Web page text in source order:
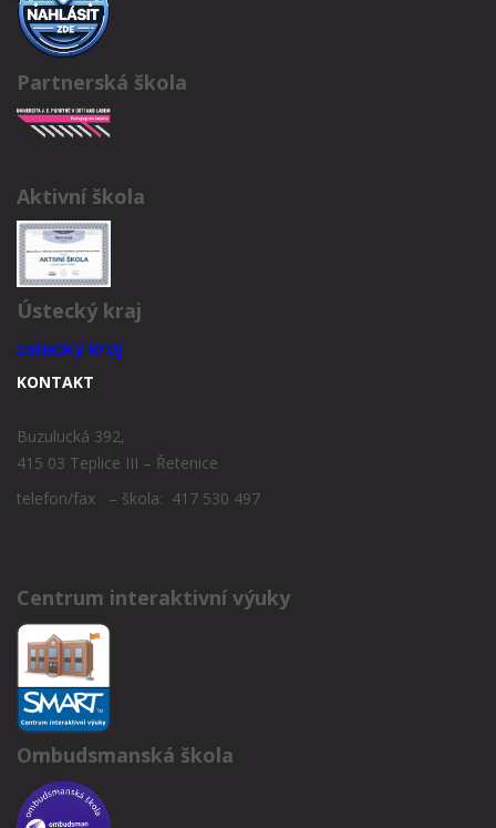
Partnerská škola
Aktivní škola
Ústecký kraj
KONTAKT
Buzulucká 392,
415 03 Teplice III – Řetenice
telefon/fax – škola: 417 530 497
Centrum interaktivní výuky
Ombudsmanská škola